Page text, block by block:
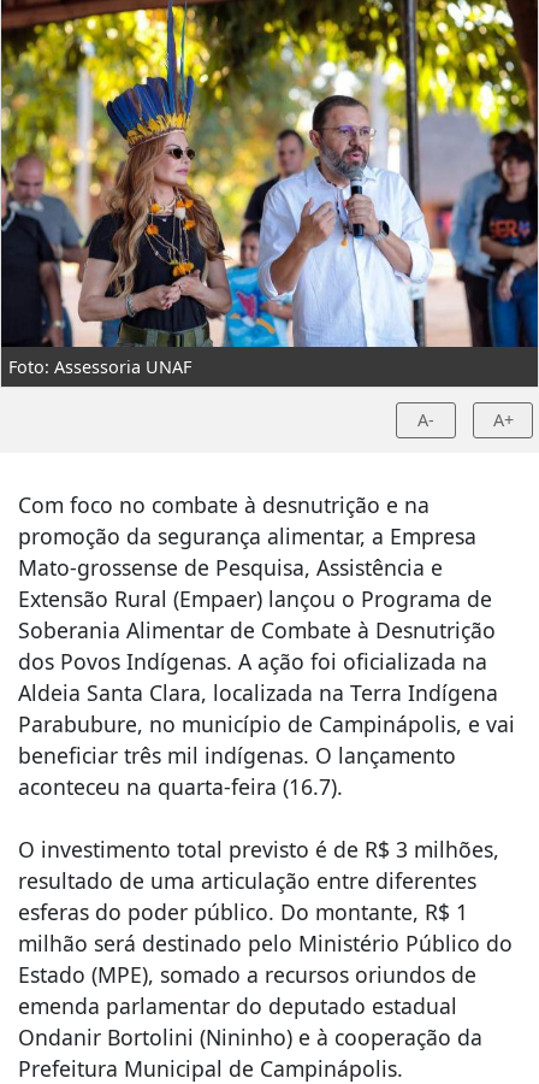
Foto: Assessoria UNAF
A- A+
Com foco no combate à desnutrição e na
promoção da segurança alimentar, a Empresa
Mato-grossense de Pesquisa, Assistência e
Extensão Rural (Empaer) lançou o Programa de
Soberania Alimentar de Combate à Desnutrição
dos Povos Indígenas. A ação foi oficializada na
Aldeia Santa Clara, localizada na Terra Indígena
Parabubure, no município de Campinápolis, e vai
beneficiar três mil indígenas. O lançamento
aconteceu na quarta-feira (16.7).
O investimento total previsto é de R$ 3 milhões,
resultado de uma articulação entre diferentes
esferas do poder público. Do montante, R$ 1
milhão será destinado pelo Ministério Público do
Estado (MPE), somado a recursos oriundos de
emenda parlamentar do deputado estadual
Ondanir Bortolini (Nininho) e à cooperação da
Prefeitura Municipal de Campinápolis.